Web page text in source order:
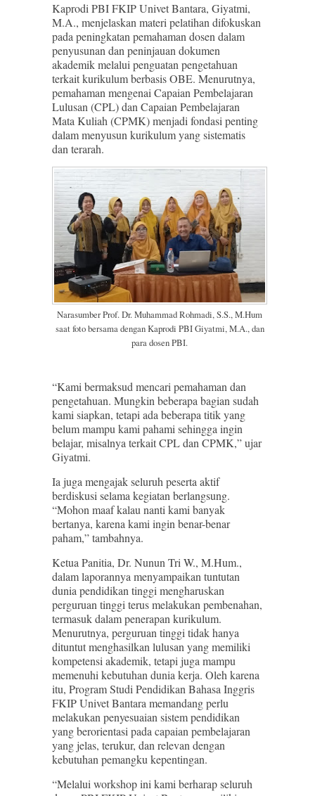
Kaprodi PBI FKIP Univet Bantara, Giyatmi,
M.A., menjelaskan materi pelatihan difokuskan
pada peningkatan pemahaman dosen dalam
penyusunan dan peninjauan dokumen
akademik melalui penguatan pengetahuan
terkait kurikulum berbasis OBE. Menurutnya,
pemahaman mengenai Capaian Pembelajaran
Lulusan (CPL) dan Capaian Pembelajaran
Mata Kuliah (CPMK) menjadi fondasi penting
dalam menyusun kurikulum yang sistematis
dan terarah.
Narasumber Prof. Dr. Muhammad Rohmadi, S.S., M.Hum
saat foto bersama dengan Kaprodi PBI Giyatmi, M.A., dan
para dosen PBI.
“Kami bermaksud mencari pemahaman dan
pengetahuan. Mungkin beberapa bagian sudah
kami siapkan, tetapi ada beberapa titik yang
belum mampu kami pahami sehingga ingin
belajar, misalnya terkait CPL dan CPMK,” ujar
Giyatmi.
Ia juga mengajak seluruh peserta aktif
berdiskusi selama kegiatan berlangsung.
“Mohon maaf kalau nanti kami banyak
bertanya, karena kami ingin benar-benar
paham,” tambahnya.
Ketua Panitia, Dr. Nunun Tri W., M.Hum.,
dalam laporannya menyampaikan tuntutan
dunia pendidikan tinggi mengharuskan
perguruan tinggi terus melakukan pembenahan,
termasuk dalam penerapan kurikulum.
Menurutnya, perguruan tinggi tidak hanya
dituntut menghasilkan lulusan yang memiliki
kompetensi akademik, tetapi juga mampu
memenuhi kebutuhan dunia kerja. Oleh karena
itu, Program Studi Pendidikan Bahasa Inggris
FKIP Univet Bantara memandang perlu
melakukan penyesuaian sistem pendidikan
yang berorientasi pada capaian pembelajaran
yang jelas, terukur, dan relevan dengan
kebutuhan pemangku kepentingan.
“Melalui workshop ini kami berharap seluruh